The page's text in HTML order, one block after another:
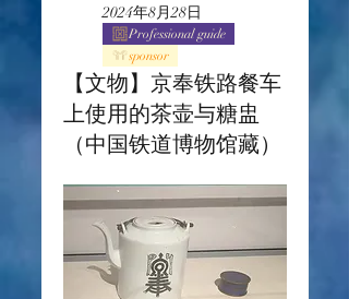
2024年8月28日
Professional guide
sponsor
【文物】京奉铁路餐车
上使用的茶壶与糖盅
（中国铁道博物馆藏）